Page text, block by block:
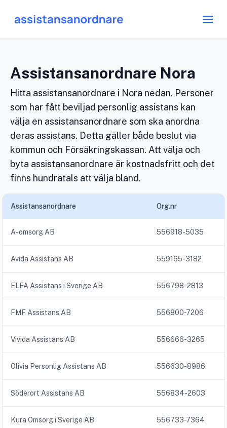
Assistansanordnare Nora
Hitta assistansanordnare i Nora nedan. Personer
som har fått beviljad personlig assistans kan
välja en assistansanordnare som ska anordna
deras assistans. Detta gäller både beslut via
kommun och Försäkringskassan. Att välja och
byta assistansanordnare är kostnadsfritt och det
finns hundratals att välja bland.
Assistansanordnare Org.nr
A-omsorg AB 556918-5035
Avida Assistans AB 559165-3182
ELFA Assistans i Sverige AB 556798-2813
FMF Assistans AB 556800-7206
Vivida Assistans AB 556666-3265
Olivia Personlig Assistans AB 556630-8986
Söderort Assistans AB 556834-2603
Kura Omsorg i Sverige AB 556733-7364